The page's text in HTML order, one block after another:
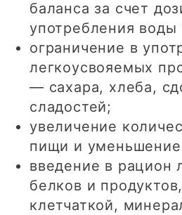
баланса за счет
употребления воды
ограничение в
легкоусвояемых
— сахара, хлеба,
сладостей;
увеличение
пищи и
введение в рацион
белков и
клетчаткой,